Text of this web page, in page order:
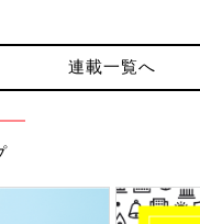
連載一覧へ